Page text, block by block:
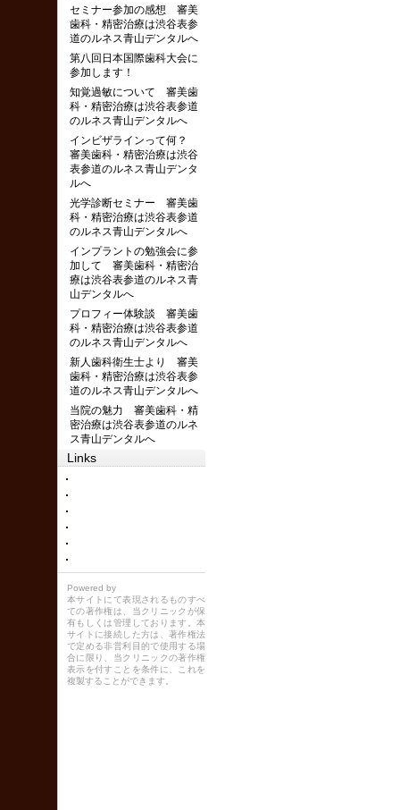
セミナー参加の感想 審美
歯科・精密治療は渋谷表参
道のルネス青山デンタルへ
第八回日本国際歯科大会に
参加します！
知覚過敏について 審美歯
科・精密治療は渋谷表参道
のルネス青山デンタルへ
インビザラインって何？
審美歯科・精密治療は渋谷
表参道のルネス青山デンタ
ルへ
光学診断セミナー 審美歯
科・精密治療は渋谷表参道
のルネス青山デンタルへ
インプラントの勉強会に参
加して 審美歯科・精密治
療は渋谷表参道のルネス青
山デンタルへ
プロフィー体験談 審美歯
科・精密治療は渋谷表参道
のルネス青山デンタルへ
新人歯科衛生士より 審美
歯科・精密治療は渋谷表参
道のルネス青山デンタルへ
当院の魅力 審美歯科・精
密治療は渋谷表参道のルネ
ス青山デンタルへ
Links
Powered by
本サイトにて表現されるものすべ
ての著作権は、当クリニックが保
有もしくは管理しております。本
サイトに接続した方は、著作権法
で定める非営利目的で使用する場
合に限り、当クリニックの著作権
表示を付すことを条件に、これを
複製することができます。